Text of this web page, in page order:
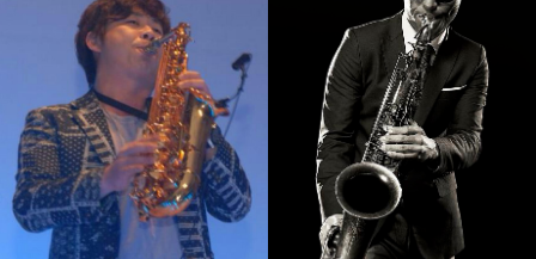
임정윤
강의보기
박규현
강의보기